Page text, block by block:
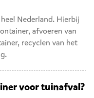
Nederland. Hierbij
afvoeren van
recyclen van het
voor tuinafval?